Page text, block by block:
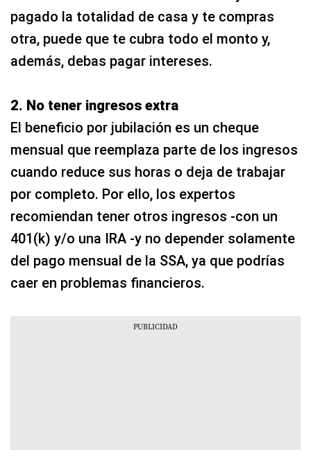
pagado la totalidad de casa y te compras
otra, puede que te cubra todo el monto y,
además, debas pagar intereses.
2. No tener ingresos extra
El beneficio por jubilación es un cheque
mensual que reemplaza parte de los ingresos
cuando reduce sus horas o deja de trabajar
por completo. Por ello, los expertos
recomiendan tener otros ingresos -con un
401(k) y/o una IRA -y no depender solamente
del pago mensual de la SSA, ya que podrías
caer en problemas financieros.